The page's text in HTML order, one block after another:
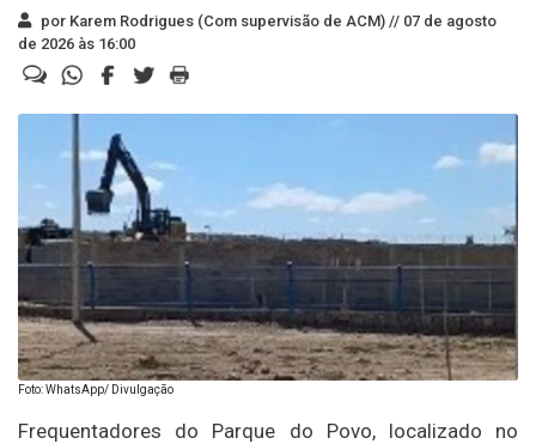
por Karem Rodrigues (Com supervisão de ACM) // 07 de agosto
de 2026 às 16:00
Foto: WhatsApp/ Divulgação
Frequentadores do Parque do Povo, localizado no